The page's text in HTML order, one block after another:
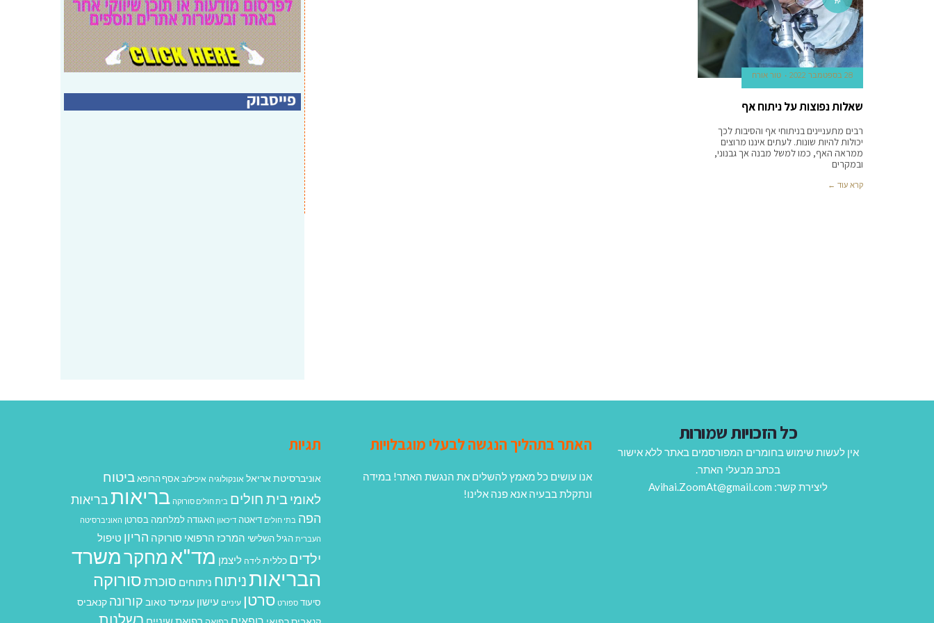
28 בספטמבר 2022 טור אורח
שאלות נפוצות על ניתוח אף
רבים מתעניינים בניתוחי אף והסיבות לכך
יכולות להיות שונות. לעתים איננו מרוצים
ממראה האף, כמו למשל מבנה אך גבנוני,
ובמקרים
קרא עוד ←
כל הזכויות שמורות
אין לעשות שימוש בחומרים המפורסמים באתר ללא אישור
בכתב מבעלי האתר.
ליצירת קשר: Avihai.ZoomAt@gmail.com
האתר בתהליך הנגשה לבעלי מוגבלויות
אנו עושים כל מאמץ להשלים את הנגשת האתר! במידה
ונתקלת בבעיה אנא פנה אלינו!
תגיות
אוניברסיטת אריאל אונקולוגיה איכילוב אסף הרופא ביטוח
לאומיבית חולים בית חולים סורוקה בריאותבריאות
הפה בתי חולים דיאטה דיכאון האגודה למלחמה בסרטן האוניברסיטה
העברית הגיל השלישי המרכז הרפואי סורוקה הריון טיפול
ילדים כללית לידה ליצמן מד"אמחקרמשרד
הבריאותניתוח ניתוחים סוכרתסורוקה
סיעוד ספורט סרטן עיניים עישון עמיעד טאוב קורונה קנאביס